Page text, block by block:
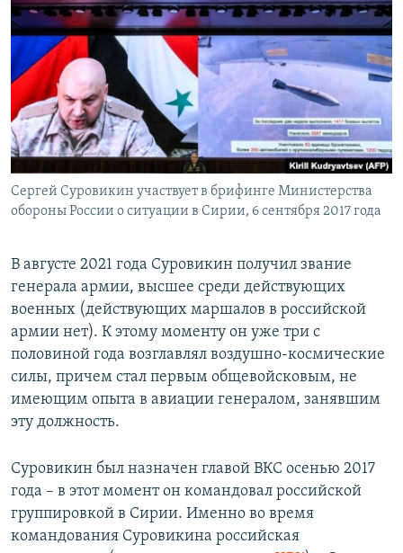
Сергей Суровикин участвует в брифинге Министерства
обороны России о ситуации в Сирии, 6 сентября 2017 года
В августе 2021 года Суровикин получил звание
генерала армии, высшее среди действующих
военных (действующих маршалов в российской
армии нет). К этому моменту он уже три с
половиной года возглавлял воздушно-космические
силы, причем стал первым общевойсковым, не
имеющим опыта в авиации генералом, занявшим
эту должность.
Суровикин был назначен главой ВКС осенью 2017
года – в этот момент он командовал российской
группировкой в Сирии. Именно во время
командования Суровикина российская